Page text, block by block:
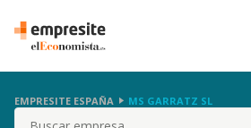
EMPRESITE ESPAÑA MS GARRATZ SL
Buscar